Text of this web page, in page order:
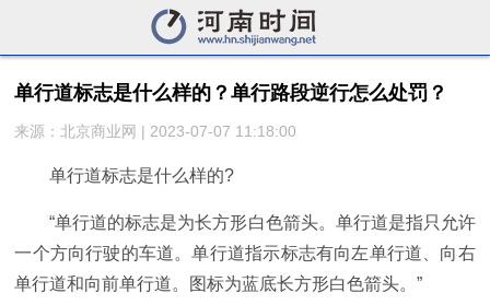
单行道标志是什么样的？单行路段逆行怎么处罚？
来源：北京商业网 | 2023-07-07 11:18:00
单行道标志是什么样的?
“单行道的标志是为长方形白色箭头。单行道是指只允许
一个方向行驶的车道。单行道指示标志有向左单行道、向右
单行道和向前单行道。图标为蓝底长方形白色箭头。”